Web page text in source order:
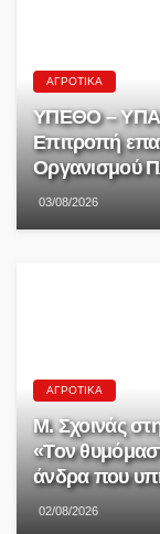
ΑΓΡΟΤΙΚΆ
ΥΠΕΘΟ –
Επιτροπή
Οργανισμού
03/08/2026
ΑΓΡΟΤΙΚΆ
Μ. Σχοινάς
«Τον
άνδρα που
02/08/2026